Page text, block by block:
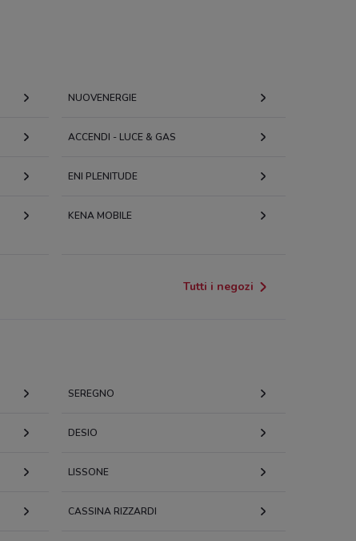
NUOVENERGIE
ACCENDI - LUCE & GAS
ENI PLENITUDE
KENA MOBILE
Tutti i negozi
SEREGNO
DESIO
LISSONE
CASSINA RIZZARDI